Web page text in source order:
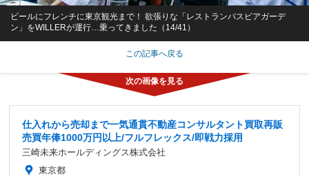
ビールにフレンチに東京観光まで！ 欲張りな「レストランバスビアガーデ
ン」をWILLERが運行…乗ってきました（14/41）
この記事へ戻る
仕入れから売却まで一気通貫不動産コンサルタント買取再販
売買年俸1000万円以上/フルフレックス/即戦力採用
三崎未来ホールディングス株式会社
東京都